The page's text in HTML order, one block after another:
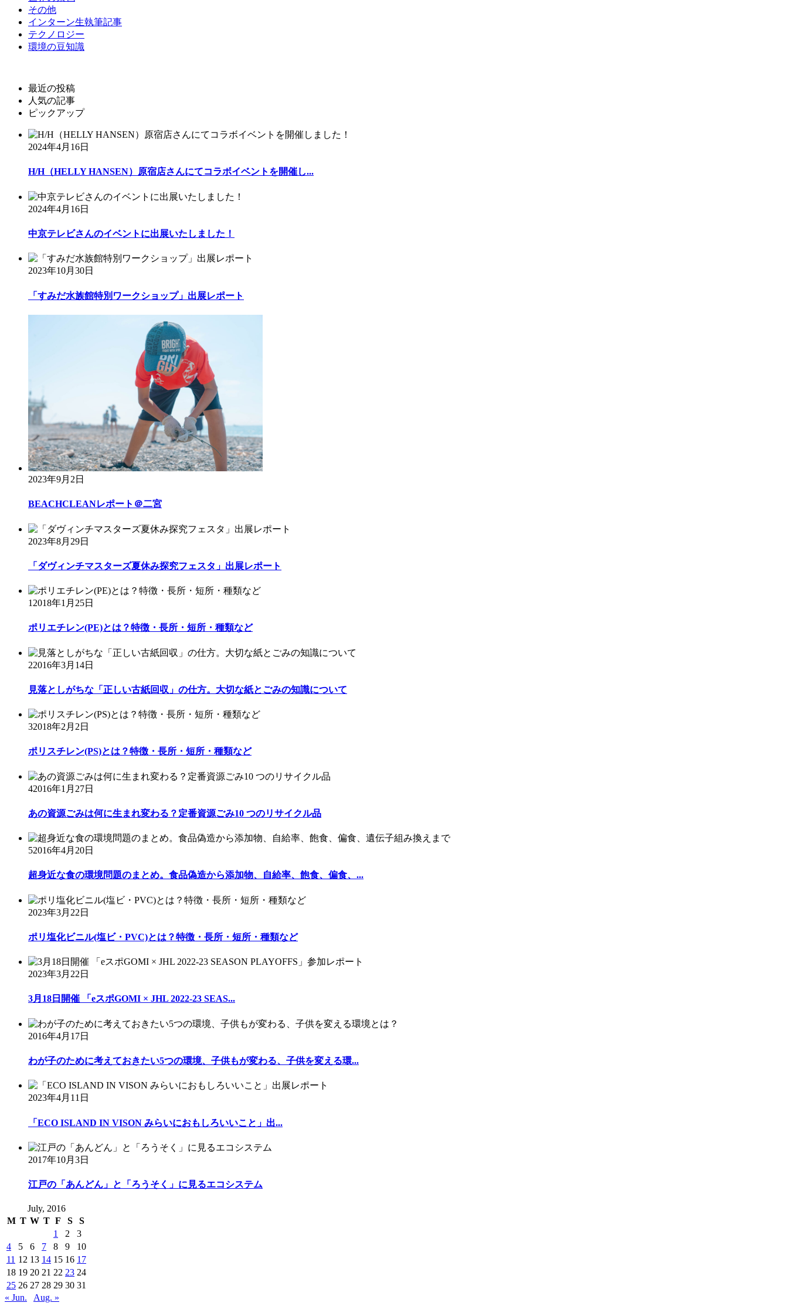
その他
インターン生執筆記事
テクノロジー
環境の豆知識
最近の投稿
人気の記事
ピックアップ
2024年4月16日
H/H（HELLY HANSEN）原宿店さんにてコラボイベントを開催し...
2024年4月16日
中京テレビさんのイベントに出展いたしました！
2023年10月30日
「すみだ水族館特別ワークショップ」出展レポート
2023年9月2日
BEACHCLEANレポート＠二宮
2023年8月29日
「ダヴィンチマスターズ夏休み探究フェスタ」出展レポート
1 2018年1月25日
ポリエチレン(PE)とは？特徴・長所・短所・種類など
22016年3月14日
見落としがちな「正しい古紙回収」の仕方。大切な紙とごみの知識について
32018年2月2日
ポリスチレン(PS)とは？特徴・長所・短所・種類など
42016年1月27日
あの資源ごみは何に生まれ変わる？定番資源ごみ10 つのリサイクル品
52016年4月20日
超身近な食の環境問題のまとめ。食品偽造から添加物、自給率、飽食、偏食、...
2023年3月22日
ポリ塩化ビニル(塩ビ・PVC)とは？特徴・長所・短所・種類など
2023年3月22日
3月18日開催 「eスポGOMI × JHL 2022-23 SEAS...
2016年4月17日
わが子のために考えておきたい5つの環境、子供もが変わる、子供を変える環...
2023年4月11日
「ECO ISLAND IN VISON みらいにおもしろいいこと」出...
2017年10月3日
江戸の「あんどん」と「ろうそく」に見るエコシステム
July, 2016
M T W T F S
S
1
2
3
4
5 6 7 8 9
10
11 12 13 14 15 16 17
18 19 20 21 22 23 24
25 26 27 28 29 30 31
« Jun.
Aug. »